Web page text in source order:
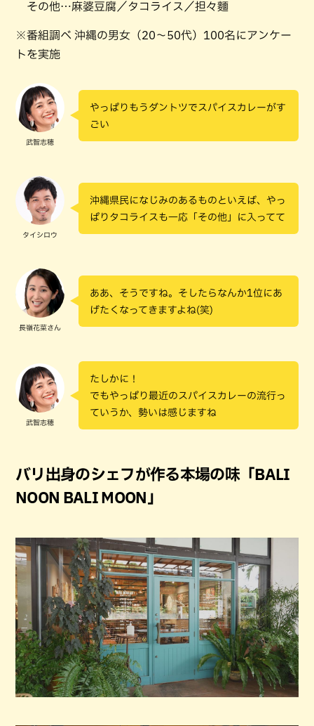
その他…麻婆豆腐／タコライス／担々麵
※番組調べ 沖縄の男女（20～50代）100名にアンケー
トを実施
武智志穂
やっぱりもうダントツでスパイスカレーがす
ごい
タイシロウ
沖縄県民になじみのあるものといえば、やっ
ぱりタコライスも一応「その他」に入ってて
長嶺花菜さん
ああ、そうですね。そしたらなんか1位にあ
げたくなってきますよね(笑)
武智志穂
たしかに！
でもやっぱり最近のスパイスカレーの流行っ
ていうか、勢いは感じますね
バリ出身のシェフが作る本場の味「BALI
NOON BALI MOON」